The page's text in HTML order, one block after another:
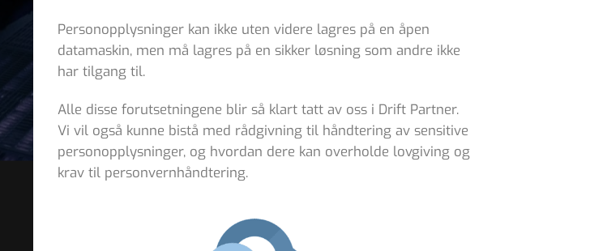
Personopplysninger kan ikke uten videre lagres på en åpen
datamaskin, men må lagres på en sikker løsning som andre ikke
har tilgang til.
Alle disse forutsetningene blir så klart tatt av oss i Drift Partner.
Vi vil også kunne bistå med rådgivning til håndtering av sensitive
personopplysninger, og hvordan dere kan overholde lovgiving og
krav til personvernhåndtering.